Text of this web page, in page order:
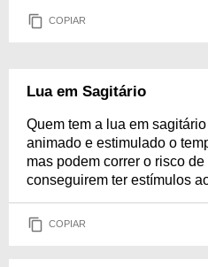
COPIAR
Lua em Sagitário
Quem tem a lua em
animado e estimulado o
mas podem correr o risco
conseguirem ter estímulos
COPIAR